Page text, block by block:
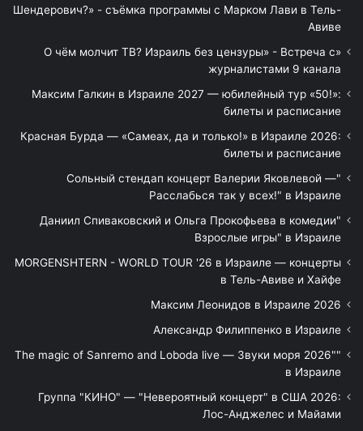
Шендерович?» - съёмка программы с Марком Лави в Тель-
Авиве
«О чём молчит ТВ? Израиль без цензуры» - Встреча с
журналистами 9 канала
Максим Галкин в Израиле 2027 — юбилейный тур «50!»:
билеты и расписание
Красная Бурда — «Самеах, да и только!» в Израиле 2026:
билеты и расписание
"Сольный стендап концерт Валерии Яковлевой —
Расслабься так у всех!" в Израиле
"Даниил Спиваковский и Ольга Прокофьева в комедии
Взрослые игры" в Израиле
MORGENSHTERN - WORLD TOUR '26 в Израиле — концерты
в Тель-Авиве и Хайфе
Максим Леонидов в Израиле 2026
Александр Филиппенко в Израиле
"The magic of Sanremo and Loboda live — Звуки моря 2026"
в Израиле
Группа "КИНО" — "Невероятный концерт" в США 2026:
Лос-Анджелес и Майами